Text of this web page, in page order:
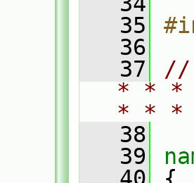
   35
   36
   37
//
* * *
* *
   38
   39